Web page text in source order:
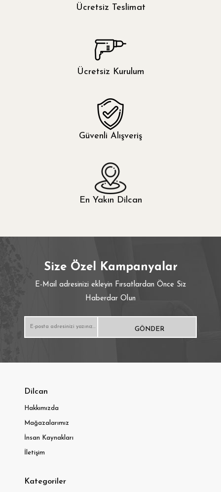
Meşe
Ücretsiz Teslimat
Ücretsiz Kurulum
Güvenli Alışveriş
En Yakın Dilcan
Size Özel Kampanyalar
E-Mail adresinizi ekleyin Fırsatlardan Önce Siz
Haberdar Olun
Dilcan
Hakkımızda
Mağazalarımız
İnsan Kaynakları
İletişim
Kategoriler